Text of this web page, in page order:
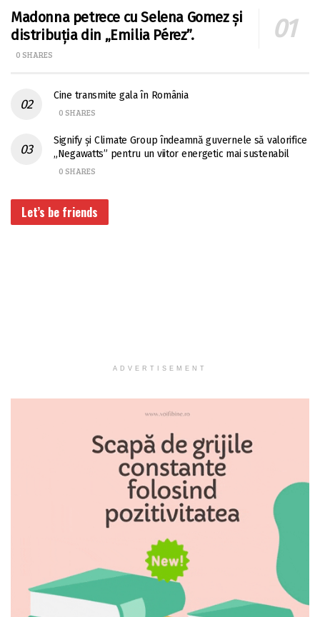
Madonna petrece cu Selena Gomez și
distribuția din „Emilia Pérez”.
0 SHARES
Cine transmite gala în România
0 SHARES
Signify și Climate Group îndeamnă guvernele să valorifice
„Negawatts” pentru un viitor energetic mai sustenabil
0 SHARES
Let’s be friends
ADVERTISEMENT